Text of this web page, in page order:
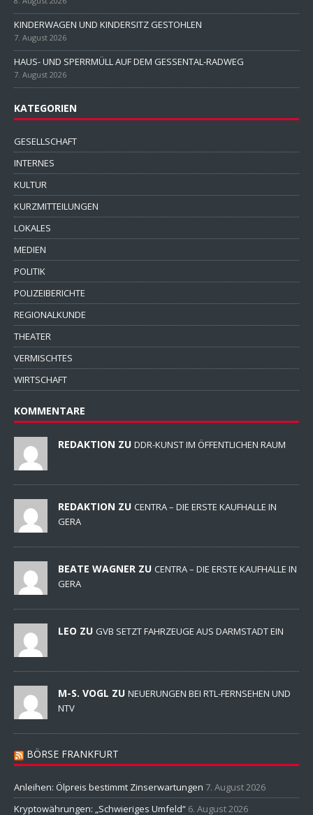
KINDERWAGEN UND KINDERSITZ GESTOHLEN
7. August 2026
HAUS- UND SPERRMÜLL AUF DEM GESSENTAL-RADWEG
7. August 2026
KATEGORIEN
GESELLSCHAFT
INTERNES
KULTUR
KURZMITTEILUNGEN
LOKALES
MEDIEN
POLITIK
POLIZEIBERICHTE
REGIONALKUNDE
THEATER
VERMISCHTES
WIRTSCHAFT
KOMMENTARE
REDAKTION ZU DDR-KUNST IM ÖFFENTLICHEN RAUM
REDAKTION ZU CENTRA – DIE ERSTE KAUFHALLE IN
GERA
BEATE WAGNER ZU CENTRA – DIE ERSTE KAUFHALLE IN
GERA
LEO ZU GVB SETZT FAHRZEUGE AUS DARMSTADT EIN
M-S. VOGL ZU NEUERUNGEN BEI RTL-FERNSEHEN UND
NTV
BÖRSE FRANKFURT
Anleihen: Ölpreis bestimmt Zinserwartungen 7. August 2026
Kryptowährungen: „Schwieriges Umfeld“ 6. August 2026